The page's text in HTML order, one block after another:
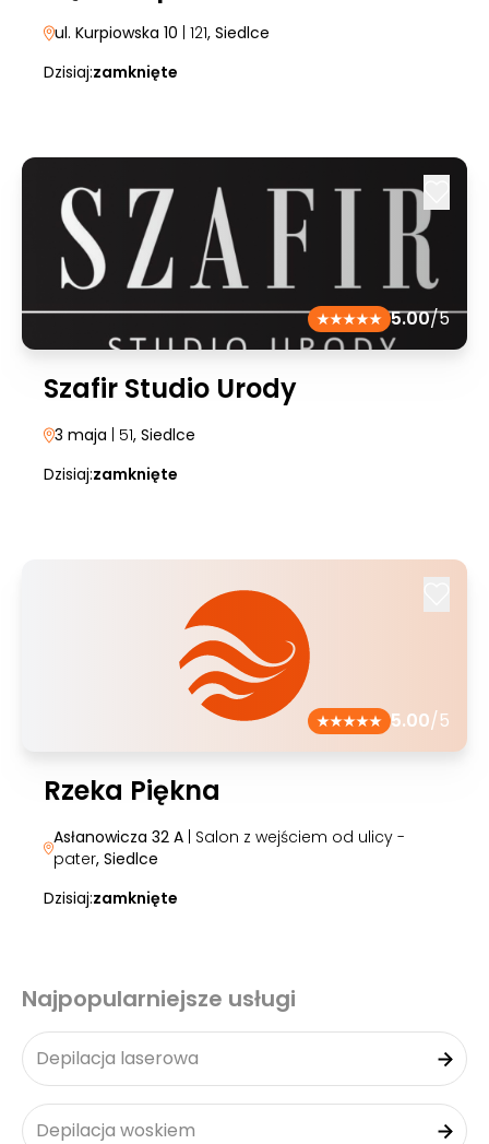
ul. Kurpiowska 10 | 121, Siedlce
Dzisiaj:zamknięte
5.00/5
Szafir Studio Urody
3 maja | 51, Siedlce
Dzisiaj:zamknięte
5.00/5
Rzeka Piękna
Asłanowicza 32 A| Salon z wejściem od ulicy -
pater, Siedlce
Dzisiaj:zamknięte
Najpopularniejsze usługi
Depilacja laserowa
Depilacja woskiem